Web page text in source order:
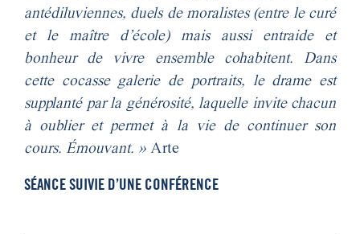
antédiluviennes, duels de moralistes (entre le curé
et le maître d’école) mais aussi entraide et
bonheur de vivre ensemble cohabitent. Dans
cette cocasse galerie de portraits, le drame est
supplanté par la générosité, laquelle invite chacun
à oublier et permet à la vie de continuer son
cours. Émouvant. » Arte
SÉANCE SUIVIE D’UNE CONFÉRENCE